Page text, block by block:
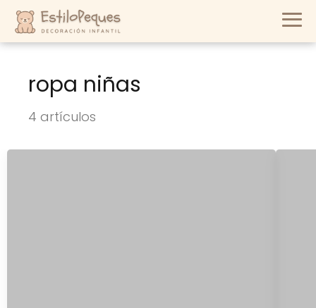
ropa niñas
4 artículos